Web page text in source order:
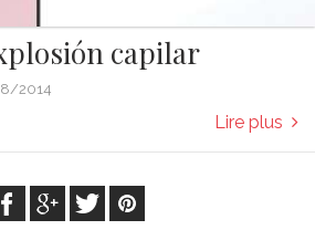
capilar
2014
Lire plus